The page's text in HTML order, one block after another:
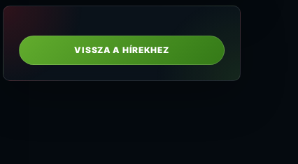
VISSZA A HÍREKHEZ